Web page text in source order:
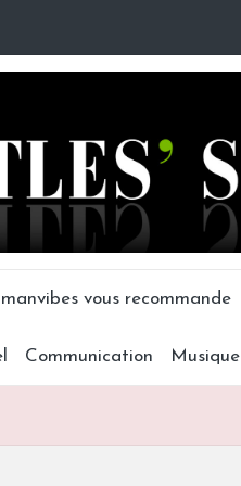
vous recommande
Communication Musique